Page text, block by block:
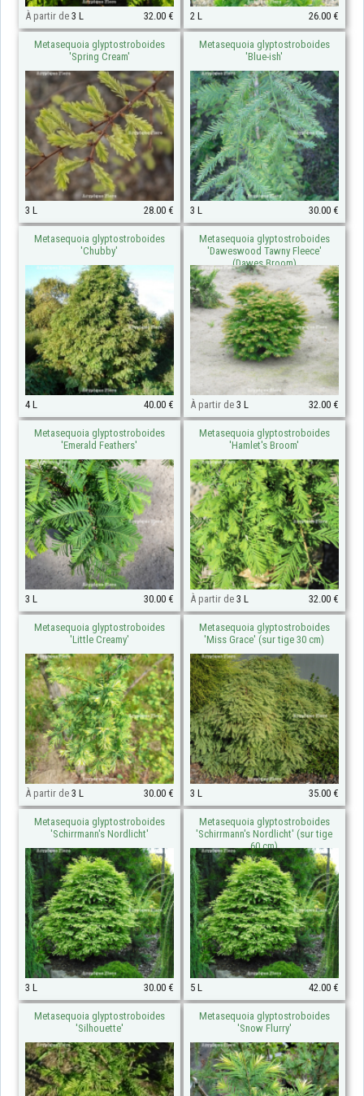
À partir de 3 L 32.00 € 2 L 26.00 €
Metasequoia glyptostroboides
'Spring Cream'
3 L 28.00 €
Metasequoia glyptostroboides
'Blue-ish'
3 L 30.00 €
Metasequoia glyptostroboides
'Chubby'
4 L 40.00 €
Metasequoia glyptostroboides
'Daweswood Tawny Fleece'
(Dawes Broom)
À partir de3 L 32.00 €
Metasequoia glyptostroboides
'Emerald Feathers'
3 L 30.00 €
Metasequoia glyptostroboides
'Hamlet's Broom'
À partir de3 L 32.00 €
Metasequoia glyptostroboides
'Little Creamy'
À partir de 3 L 30.00 €
Metasequoia glyptostroboides
'Miss Grace' (sur tige 30 cm)
3 L 35.00 €
Metasequoia glyptostroboides
'Schirrmann's Nordlicht'
3 L 30.00 €
Metasequoia glyptostroboides
'Schirrmann's Nordlicht' (sur tige
60 cm)
5 L 42.00 €
Metasequoia glyptostroboides
'Silhouette'
Metasequoia glyptostroboides
'Snow Flurry'